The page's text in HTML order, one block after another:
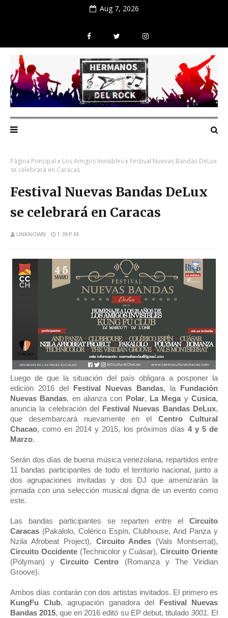
Aug 7, 2026
Página Principal Los Amigos Invisibles
Festival Nuevas Bandas DeLux
se celebrará en Caracas
Festival Nuevas Bandas DeLux
se celebrará en Caracas
UNKNOWN 1:39 P.M.
Luego de que la situación del país obligara a posponer la
edición 2016 del Festival Nuevas Bandas, la Fundación
Nuevas Bandas, en alianza con Polar, La Mega yCusica,
anuncia la celebración del Festival Nuevas Bandas DeLux,
que desembarcará nuevamente en elCentro Cultural
Chacao, como en 2014 y 2015, los próximos días 4 y 5 de
Marzo.
Serán dos días de buena música venezolana, repartidos entre
11 bandas participantes de todo el territorio nacional, junto a
dos agrupaciones invitadas y dos DJ que amenizarán la
jornada con una selección musical digna de un evento como
este.
Las bandas participantes se reparten entre el Circuito
Caracas (Pakalolo, Colérico Espín, Clubhouse, And Panza y
Nzila Afrobeat Project), Circuito Andes (Vals Montserrat),
Circuito Occidente(Technicolor y Cuásar),Circuito Oriente
(Pólyman) yCircuito Centro (Romanza y The Viridian
Groove).
Ambos días contarán con dos artistas invitados. El primero es
KungFu Club, agrupación ganadora del Festival Nuevas
Bandas 2015, que en 2016 editó su EP debut, titulado 3001. El